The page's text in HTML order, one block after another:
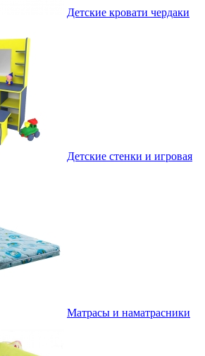
Детские кровати чердаки
Детские стенки и игровая
Матрасы и наматрасники